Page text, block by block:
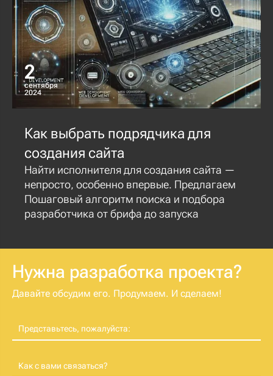
2
сентября
2024
Как выбрать подрядчика для
создания сайта
Найти исполнителя для создания сайта —
непросто, особенно впервые. Предлагаем
Пошаговый алгоритм поиска и подбора
разработчика от брифа до запуска
Нужна разработка проекта?
Давайте обсудим его. Продумаем. И сделаем!
Представьтесь, пожалуйста:
Как с вами связаться?